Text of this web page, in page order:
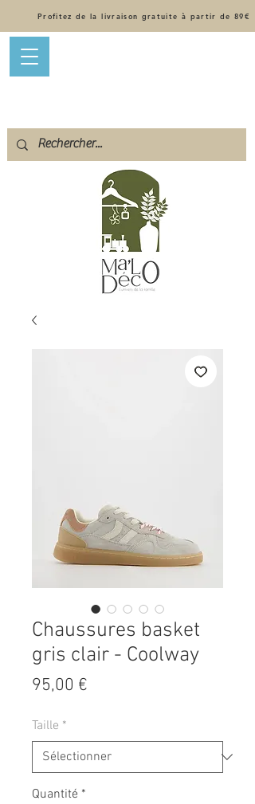
Profitez de la livraison gratuite à partir de 89€
Chaussures basket
gris clair - Coolway
95,00 €
Taille *
Quantité *